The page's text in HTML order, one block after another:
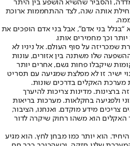
והסביר שהשיא הושפע בין היתר
אותה שנה, לצד ההתחממות ארוכת
“בגלל בני אדם”, אבל בני אדם הופכים את
וכך מחמירים אותו.
שמכריזה על סוף העולם. אל ניניו לא
שלו משתנה בין אזורים, עונות
שיקבלו פחות גשם, אחרים יותר
ישיר. זו לא מפלצת שמגיעה עם תסריט
האקלים בדרכים שונות.
ברצינות. מדינות צריכות להיערך
ולפגיעה בחקלאות. מערכות בריאות
צריכים מידע מוקדם. ואנחנו, הציבור,
הוא משהו רחוק שיקרה לדור
היחיד. הוא יותר כמו מבחן לחץ. הוא מגיע